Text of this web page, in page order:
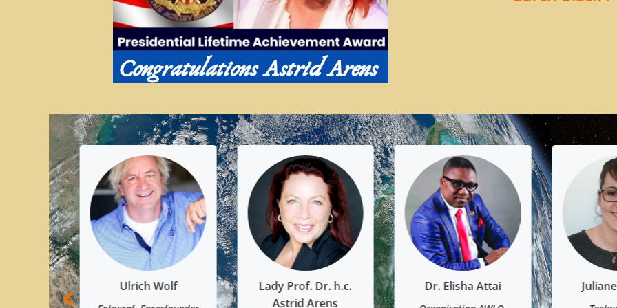
Lady Prof. Dr. h.c.
Astrid Arens
Dr. Elisha Attai Juliane Putzing